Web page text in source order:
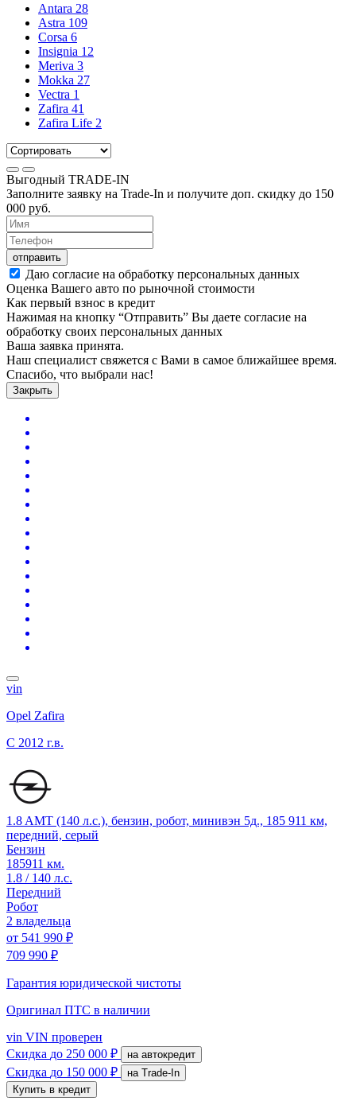
Antara 28
Astra 109
Corsa 6
Insignia 12
Meriva 3
Mokka 27
Vectra 1
Zafira 41
Zafira Life 2
Выгодный TRADE-IN
Заполните заявку на Trade-In и получите доп. скидку до 150
000 руб.
отправить
Даю согласие на обработку персональных данных
Оценка Вашего авто по рыночной стоимости
Как первый взнос в кредит
Нажимая на кнопку “Отправить” Вы даете согласие на
обработку своих персональных данных
Ваша заявка принята.
Наш специалист свяжется с Вами в самое ближайшее время.
Спасибо, что выбрали нас!
Закрыть
vin
Opel Zafira
C 2012 г.в.
1.8 AMT (140 л.с.), бензин, робот, минивэн 5д., 185 911 км,
передний, серый
Бензин
185911 км.
1.8 / 140 л.с.
Передний
Робот
2 владельца
от 541 990 ₽
709 990 ₽
Гарантия юридической чистоты
Оригинал ПТС в наличии
vin VIN проверен
Скидка до 250 000 ₽ на автокредит
Скидка до 150 000 ₽
на Trade-In
Купить в кредит